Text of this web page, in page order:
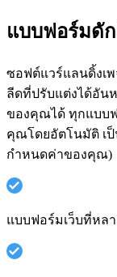
แบบฟอร์มดั
ซอฟต์แวร์แลนดิ้งเ
ลีดที่ปรับแต่งได้อัน
ของคุณได้ ทุกแบบฟ
คุณโดยอัตโนมัติ เ
กำหนดค่าของคุณ)
แบบฟอร์มเว็บที่หล